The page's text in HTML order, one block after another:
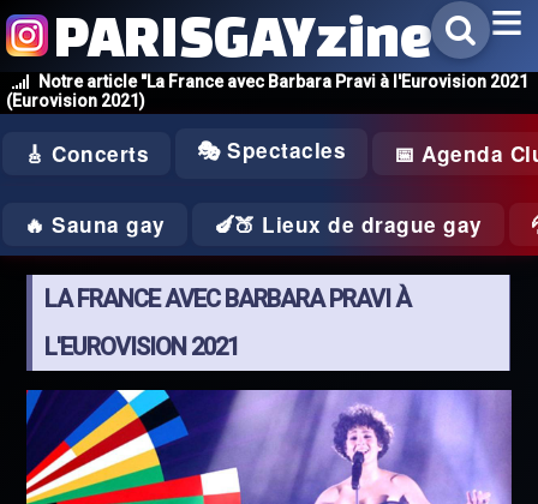
Notre article "La France avec Barbara Pravi à l'Eurovision 2021
(Eurovision 2021)
PARISGAYzine
🎸 Concerts 🎭 Spectacles 📅 Agenda
🔥 Sauna gay 🍆🍑 Lieux de drague gay
LA FRANCE AVEC BARBARA PRAVI À
L'EUROVISION 2021